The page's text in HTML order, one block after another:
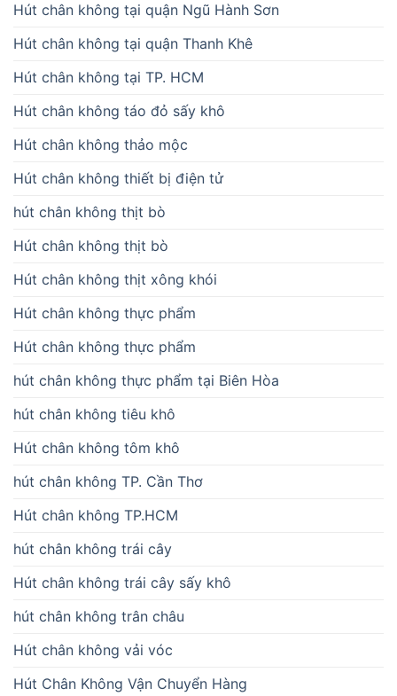
Hút chân không tại quận Ngũ Hành Sơn
Hút chân không tại quận Thanh Khê
Hút chân không tại TP. HCM
Hút chân không táo đỏ sấy khô
Hút chân không thảo mộc
Hút chân không thiết bị điện tử
hút chân không thịt bò
Hút chân không thịt bò
Hút chân không thịt xông khói
Hút chân không thực phẩm
Hút chân không thực phẩm
hút chân không thực phẩm tại Biên Hòa
hút chân không tiêu khô
Hút chân không tôm khô
hút chân không TP. Cần Thơ
Hút chân không TP.HCM
hút chân không trái cây
Hút chân không trái cây sấy khô
hút chân không trân châu
Hút chân không vải vóc
Hút Chân Không Vận Chuyển Hàng